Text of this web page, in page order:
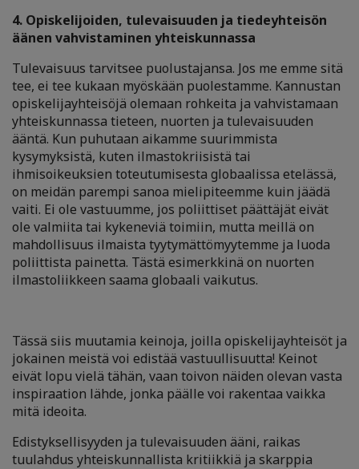
4. Opiskelijoiden, tulevaisuuden ja tiedeyhteisön
äänen vahvistaminen yhteiskunnassa
Tulevaisuus tarvitsee puolustajansa. Jos me emme sitä
tee, ei tee kukaan myöskään puolestamme. Kannustan
opiskelijayhteisöjä olemaan rohkeita ja vahvistamaan
yhteiskunnassa tieteen, nuorten ja tulevaisuuden
ääntä. Kun puhutaan aikamme suurimmista
kysymyksistä, kuten ilmastokriisistä tai
ihmisoikeuksien toteutumisesta globaalissa etelässä,
on meidän parempi sanoa mielipiteemme kuin jäädä
vaiti. Ei ole vastuumme, jos poliittiset päättäjät eivät
ole valmiita tai kykeneviä toimiin, mutta meillä on
mahdollisuus ilmaista tyytymättömyytemme ja luoda
poliittista painetta. Tästä esimerkkinä on nuorten
ilmastoliikkeen saama globaali vaikutus.
Tässä siis muutamia keinoja, joilla opiskelijayhteisöt ja
jokainen meistä voi edistää vastuullisuutta! Keinot
eivät lopu vielä tähän, vaan toivon näiden olevan vasta
inspiraation lähde, jonka päälle voi rakentaa vaikka
mitä ideoita.
Edistyksellisyyden ja tulevaisuuden ääni, raikas
tuulahdus yhteiskunnallista kritiikkiä ja skarppia